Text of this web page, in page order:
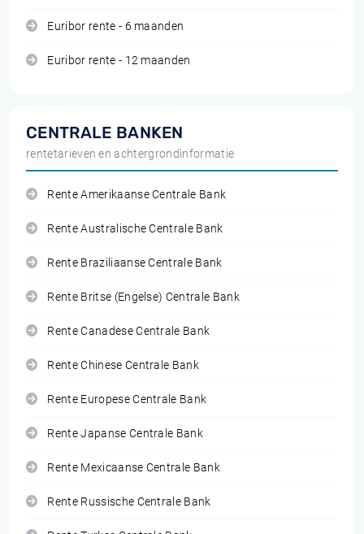
Euribor rente - 6 maanden
Euribor rente - 12 maanden
CENTRALE BANKEN
rentetarieven en achtergrondinformatie
Rente Amerikaanse Centrale Bank
Rente Australische Centrale Bank
Rente Braziliaanse Centrale Bank
Rente Britse (Engelse) Centrale Bank
Rente Canadese Centrale Bank
Rente Chinese Centrale Bank
Rente Europese Centrale Bank
Rente Japanse Centrale Bank
Rente Mexicaanse Centrale Bank
Rente Russische Centrale Bank